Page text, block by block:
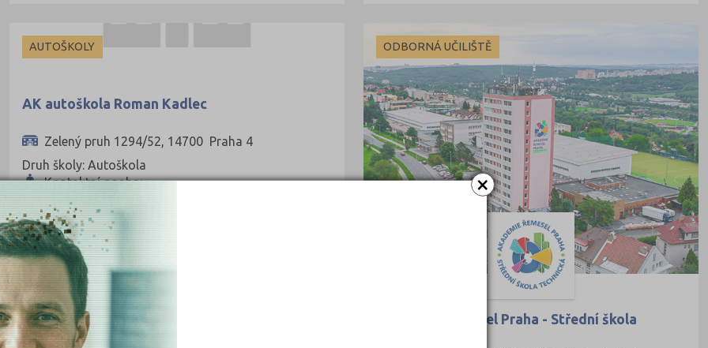
×
AUTOŠKOLY
AK autoškola Roman Kadlec
Zelený pruh 1294/52, 14700 Praha 4
Druh školy: Autoškola
Kontaktní osoba:
ODBORNÁ UČILIŠTĚ
Akademie řemesel Praha - Střední škola